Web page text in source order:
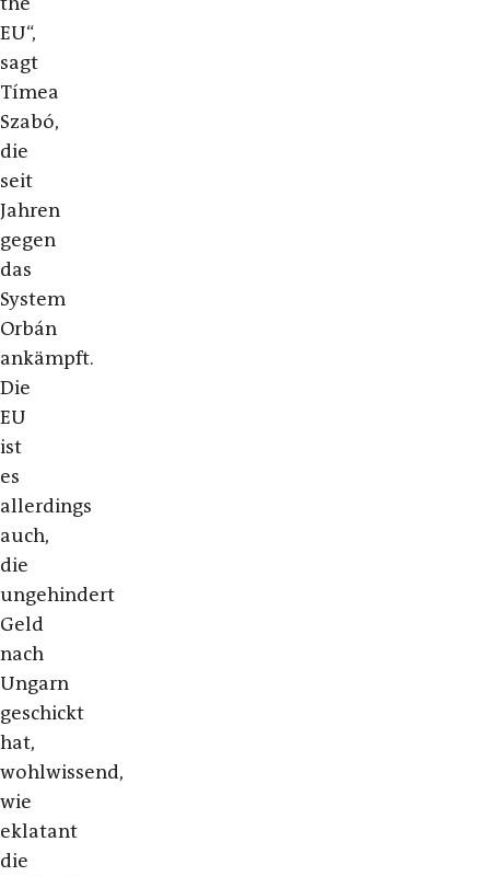
EU“,
sagt
Tímea
Szabó,
die
seit
Jahren
gegen
das
System
Orbán
ankämpft.
Die
EU
ist
es
allerdings
auch,
die
ungehindert
Geld
nach
Ungarn
geschickt
hat,
wohlwissend,
wie
eklatant
die